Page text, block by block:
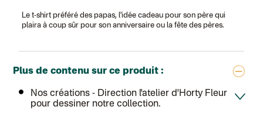
Le t-shirt préféré des papas, l'idée cadeau pour son père qui
plaira à coup sûr pour son anniversaire ou la fête des pères.
Plus de contenu sur ce produit :
Nos créations - Direction l'atelier d'Horty Fleur
pour dessiner notre collection.